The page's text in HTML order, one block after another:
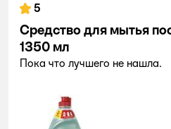
5
Средство для мытья
1350 мл
Пока что лучшего не нашла.